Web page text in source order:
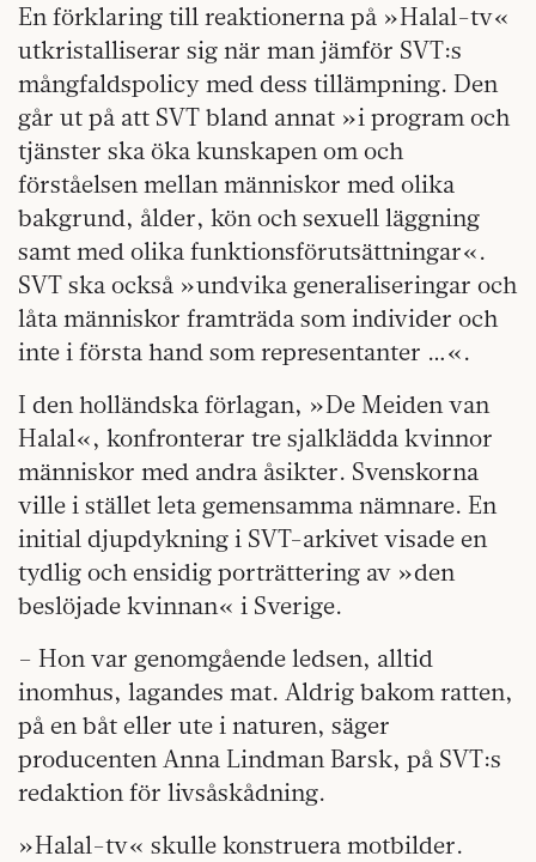
En förklaring till reaktionerna på »Halal-tv«
utkristalliserar sig när man jämför SVT:s
mångfaldspolicy med dess tillämpning. Den
går ut på att SVT bland annat »i program och
tjänster ska öka kunskapen om och
förståelsen mellan människor med olika
bakgrund, ålder, kön och sexuell läggning
samt med olika funktionsförutsättningar«.
SVT ska också »undvika generaliseringar och
låta människor framträda som individer och
inte i första hand som representanter …«.
I den holländska förlagan, »De Meiden van
Halal«, konfronterar tre sjalklädda kvinnor
människor med andra åsikter. Svenskorna
ville i stället leta gemensamma nämnare. En
initial djupdykning i SVT-arkivet visade en
tydlig och ensidig porträttering av »den
beslöjade kvinnan« i Sverige.
– Hon var genomgående ledsen, alltid
inomhus, lagandes mat. Aldrig bakom ratten,
på en båt eller ute i naturen, säger
producenten Anna Lindman Barsk, på SVT:s
redaktion för livsåskådning.
»Halal-tv« skulle konstruera motbilder.